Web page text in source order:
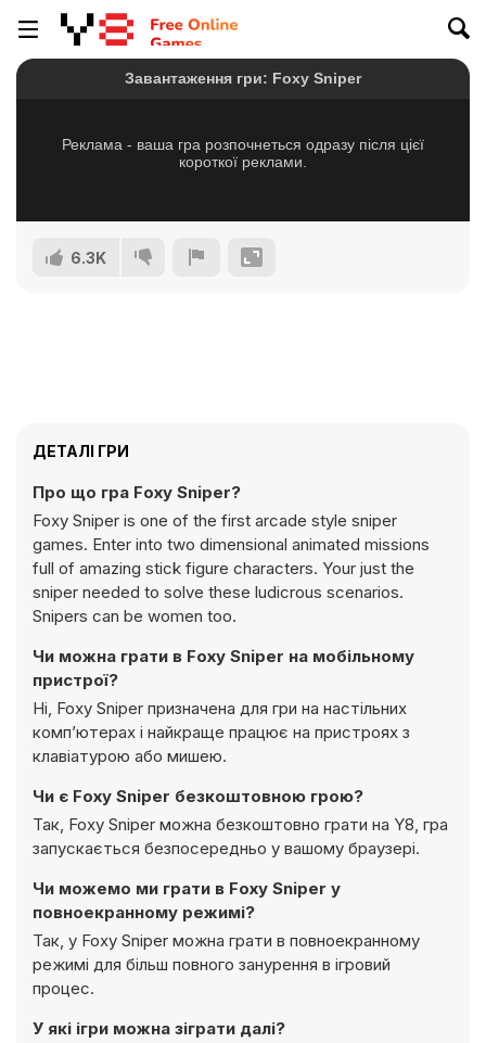
6.3K
ДЕТАЛІ ГРИ
Про що гра Foxy Sniper?
Foxy Sniper is one of the first arcade style sniper
games. Enter into two dimensional animated missions
full of amazing stick figure characters. Your just the
sniper needed to solve these ludicrous scenarios.
Snipers can be women too.
Чи можна грати в Foxy Sniper на мобільному
пристрої?
Ні, Foxy Sniper призначена для гри на настільних
комп’ютерах і найкраще працює на пристроях з
клавіатурою або мишею.
Чи є Foxy Sniper безкоштовною грою?
Так, Foxy Sniper можна безкоштовно грати на Y8, гра
запускається безпосередньо у вашому браузері.
Чи можемо ми грати в Foxy Sniper у
повноекранному режимі?
Так, у Foxy Sniper можна грати в повноекранному
режимі для більш повного занурення в ігровий
процес.
У які ігри можна зіграти далі?